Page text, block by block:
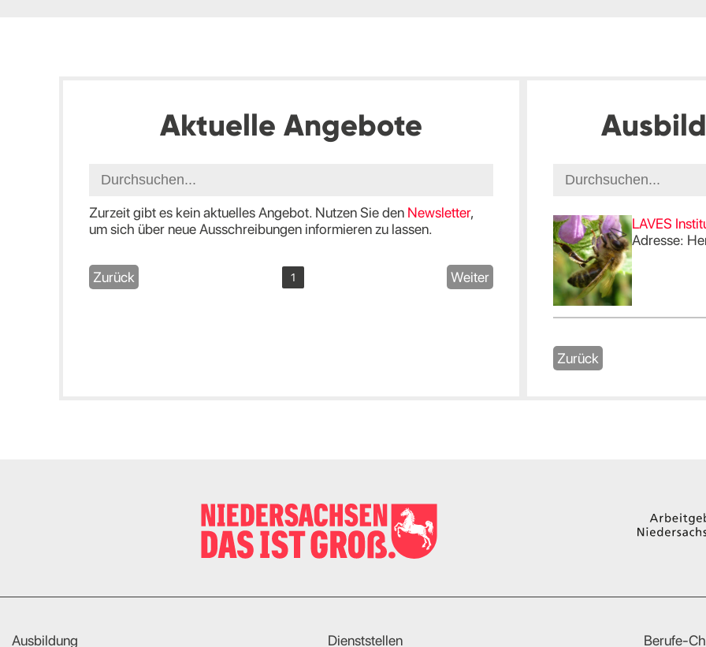
Aktuelle Angebote
Zurzeit gibt es kein aktuelles Angebot. Nutzen Sie den Newsletter,
um sich über neue Ausschreibungen informieren zu lassen.
Zurück 1 Weiter
LAVES
Adresse:
Zurück
Ausbildung Dienststellen Berufe-